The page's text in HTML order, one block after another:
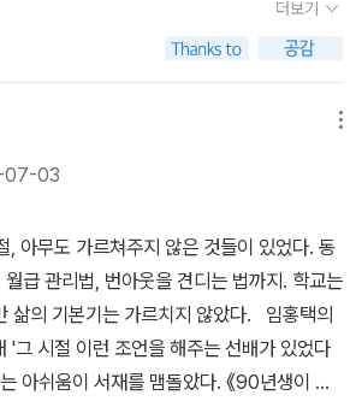
떤 순간에도 나를 책임지는 '1인분의 삶' 이라
아님을 다시금 느낀다 이 책은 특히 사회초
다. 본인은 자기가 다 아는 것 같고 어른이 된
을 보면 여전히 어린아이였다는 것을 깨닫
디자인하우스 출판사에서 도서
>🔅#1로서기 #임홍택 #디
#도서협찬 #추천도서 #책추천 #신간 #베스트셀러
씬 차분해진다는 이야기다. 인생도 그렇다.
지만 인생에는 두 번째 예행연습이 없다. 그
시행착오를 통해 이제 막 사회에 던져진 누
자의 삶처럼 살아가길 바란다. 이 책이 좋았
공한 사람이 높은 곳에서 내려다보며 조언
번 넘어져 본 사람이 “나도 그랬다. 그러니
겠다”고 말해주는 느낌이었다.『1로 서기』는
라고 말하지 않는다. 오히려 우리 사회가 너
쟁, 뒤처짐에 대한 불안에 익숙해져 있었다
요하지만, 노력만 하면 모든 것이 해결된다
요약'온전히 내 힘으로 잘 살아가기' 위한 자
키우는 방법을 안내한다. 커리어 설계부터
계 맺기, 위기 대응까지 실무적 팁과 마음가
로를 보호하고 성장시키기 위한 일상의 작은
다룬다.자립은 단순히 물질적 독립만을 뜻하
건강한 인간관계 속에서 '온전한 나'를 완성
. 어떤 상황에서도 나를 책임지는 '1인분의
로 설계하고 실행하는 힘이 필요하며, 이 책
드맵 역할을 하길 의도했습니다. 단단한 내
에 키우는 균형 잡힌 자립을 강조합니다.추
리어를 주체적으로 설계하고자 하는 20~4
더보기
03
아무도 가르쳐주지 않은 것들이 있었다. 동
급 관리법, 번아웃을 견디는 법까지. 학교는
기본기는 가르치지 않았다. 임홍택의
'그 시절 이런 조언을 해주는 선배가 있었다
아쉬움이 서재를 맴돌았다. 《90년생이 온